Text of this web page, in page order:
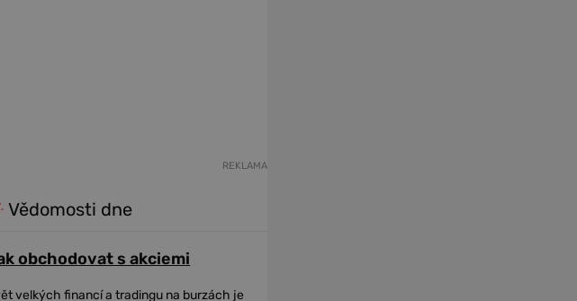
REKLAMA
Vědomosti dne
obchodovat s akciemi
velkých financí a tradingu na burzách je